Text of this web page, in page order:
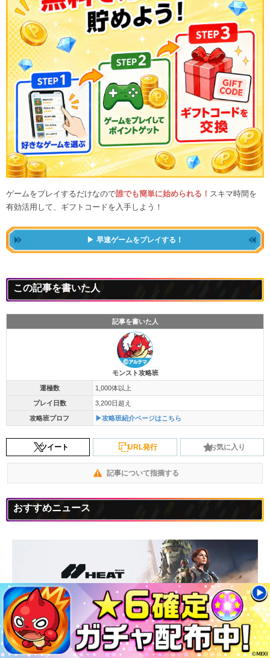
ゲームをプレイするだけなので誰でも簡単に始められる！ スキマ時間を
有効活用して、ギフトコードを入手しよう！
早速ゲームをプレイする！
この記事を書いた人
記事を書いた人
モンスト攻略班
運極数 1,000体以上
プレイ日数 3,200日超え
攻略班プロフ ▶攻略班紹介ページはこちら
ツイート URL発行 お気に入り
記事について指摘する
おすすめニュース